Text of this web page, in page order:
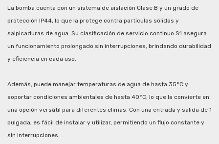
La bomba cuenta con un sistema de aislación Clase B y un grado de
protección IP44, lo que la protege contra partículas sólidas y
salpicaduras de agua. Su clasificación de servicio continuo S1 asegura
un funcionamiento prolongado sin interrupciones, brindando durabilidad
y eficiencia en cada uso.
Además, puede manejar temperaturas de agua de hasta 35°C y
soportar condiciones ambientales de hasta 40°C, lo que la convierte en
una opción versátil para diferentes climas. Con una entrada y salida de 1
pulgada, es fácil de instalar y utilizar, permitiendo un flujo constante y
sin interrupciones.